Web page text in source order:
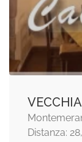
Distanza: